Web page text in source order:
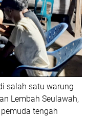
salah satu warung
Lembah Seulawah,
tengah